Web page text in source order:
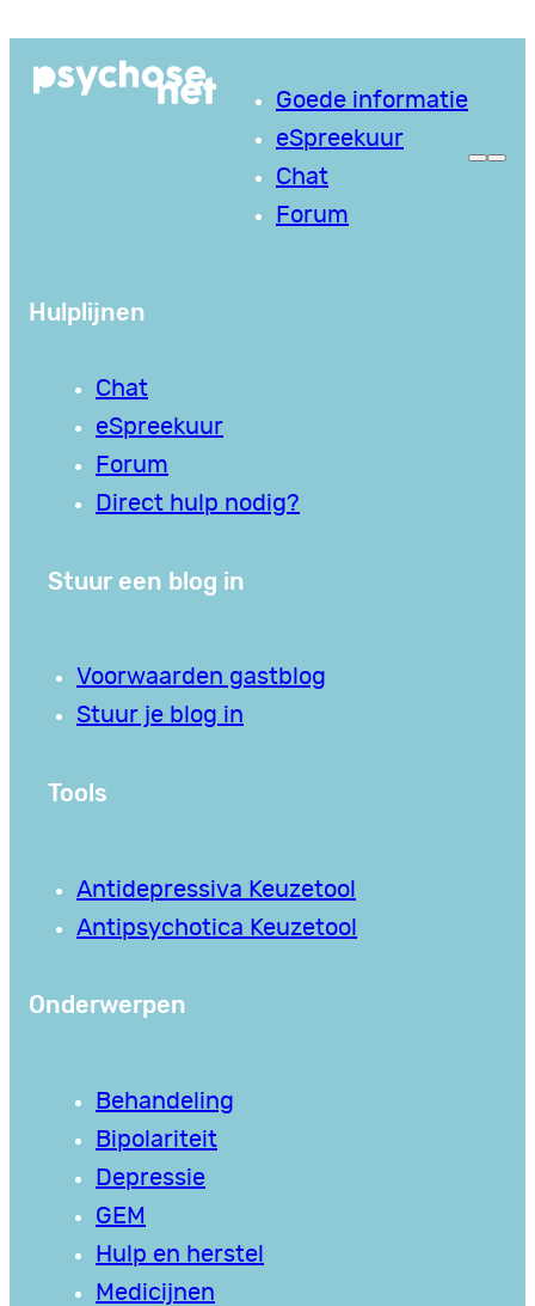
naar
Goede informatie
eSpreekuur
Chat
Forum
Hulplijnen
Chat
eSpreekuur
Forum
Direct hulp nodig?
Stuur een blog in
Voorwaarden gastblog
Stuur je blog in
Tools
Antidepressiva Keuzetool
Antipsychotica Keuzetool
Onderwerpen
Behandeling
Bipolariteit
Depressie
GEM
Hulp en herstel
Medicijnen